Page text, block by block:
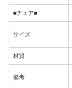
■チェア■
サイズ
材質
備考